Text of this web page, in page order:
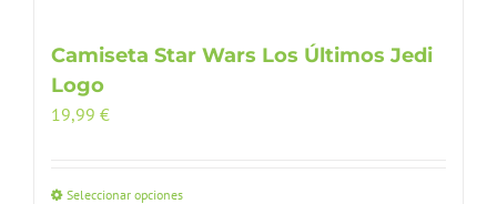
Camiseta Star Wars Los Últimos Jedi
Logo
19,99 €
Seleccionar opciones